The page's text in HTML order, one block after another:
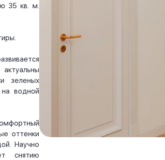
35 кв. м.
зеленых
водной
оттенки
Научно
снятию